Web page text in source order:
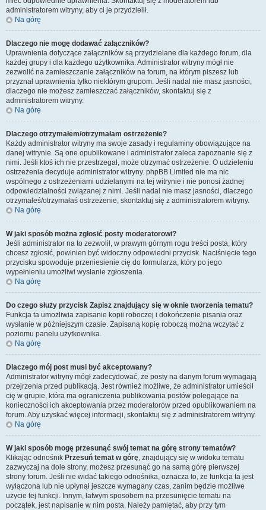
administratorem witryny, aby ci je przydzielił.
Na górę
Dlaczego nie mogę dodawać załączników?
Uprawnienia dotyczące załączników są przydzielane dla każdego forum, dla
każdej grupy i dla każdego użytkownika. Administrator witryny mógł nie
zezwolić na zamieszczanie załączników na forum, na którym piszesz lub
przyznał uprawnienia tylko niektórym grupom. Jeśli nadal nie masz jasności,
dlaczego nie możesz zamieszczać załączników, skontaktuj się z
administratorem witryny.
Na górę
Dlaczego otrzymałem/otrzymałam ostrzeżenie?
Każdy administrator witryny ma swoje zasady i regulaminy obowiązujące na
danej witrynie. Są one opublikowane i administrator zaleca zapoznanie się z
nimi. Jeśli ktoś ich nie przestrzegał, może otrzymać ostrzeżenie. O udzieleniu
ostrzeżenia decyduje administrator witryny. phpBB Limited nie ma nic
wspólnego z ostrzeżeniami udzielanymi na tej witrynie i nie ponosi żadnej
odpowiedzialności związanej z nimi. Jeśli nadal nie masz jasności, dlaczego
otrzymałeś/otrzymałaś ostrzeżenie, skontaktuj się z administratorem witryny.
Na górę
W jaki sposób można zgłosić posty moderatorowi?
Jeśli administrator na to zezwolił, w prawym górnym rogu treści posta, który
chcesz zgłosić, powinien być widoczny odpowiedni przycisk. Naciśnięcie tego
przycisku spowoduje przeniesienie cię do formularza, który po jego
wypełnieniu umożliwi wysłanie zgłoszenia.
Na górę
Do czego służy przycisk Zapisz znajdujący się w oknie tworzenia tematu?
Funkcja ta umożliwia zapisanie kopii roboczej i dokończenie pisania oraz
wysłanie w późniejszym czasie. Zapisaną kopię roboczą można wczytać z
poziomu panelu użytkownika.
Na górę
Dlaczego mój post musi być akceptowany?
Administrator witryny mógł zadecydować, że posty na danym forum wymagają
przejrzenia przed publikacją. Jest również możliwe, że administrator umieścił
cię w grupie, która ma ograniczenia publikowania postów polegające na
konieczności ich akceptowania przez moderatorów przed opublikowaniem na
forum. Aby uzyskać więcej informacji, skontaktuj się z administratorem witryny.
Na górę
W jaki sposób mogę przesunąć swój temat na górę strony tematów?
Klikając odnośnik Przesuń temat w górę, znajdujący się w widoku tematu
zazwyczaj na dole strony, możesz przesunąć go na samą górę pierwszej
strony forum. Jeśli nie widać takiego odnośnika, oznacza to, że funkcja ta jest
wyłączona lub nie upłynął jeszcze wymagany czas, zanim będzie możliwe
użycie tej funkcji. Innym, łatwym sposobem na przesunięcie tematu na
początek, jest napisanie w nim posta. Należy pamiętać, aby przy tym